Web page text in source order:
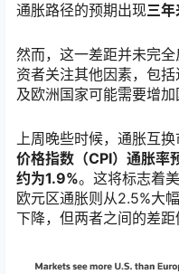
通胀路径的预期出现三
然而，这一差距并未完
资者关注其他因素，包
及欧洲国家可能需要增加
上周晚些时候，通胀互换
价格指数（CPI）通胀率
约为1.9%。这将标志着
欧元区通胀则从2.5%大
下降，但两者之间的差